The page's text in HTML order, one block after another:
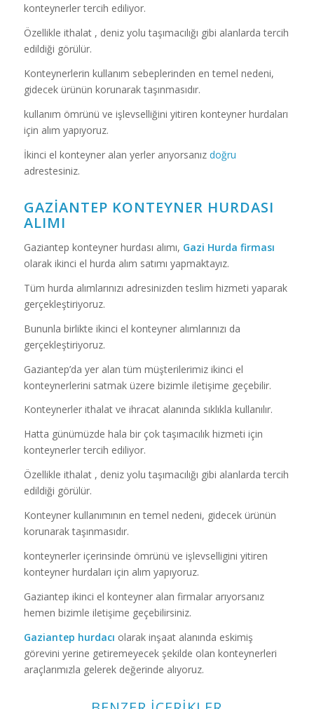
konteynerler tercih ediliyor.
Özellikle ithalat , deniz yolu taşımacılığı gibi alanlarda tercih
edildiği görülür.
Konteynerlerin kullanım sebeplerinden en temel nedeni,
gidecek ürünün korunarak taşınmasıdır.
kullanım ömrünü ve işlevselliğini yitiren konteyner hurdaları
için alım yapıyoruz.
İkinci el konteyner alan yerler arıyorsanız doğru
adrestesiniz.
GAZIANTEP KONTEYNER HURDASI
ALIMI
Gaziantep konteyner hurdası alımı, Gazi Hurda firması
olarak ikinci el hurda alım satımı yapmaktayız.
Tüm hurda alımlarınızı adresinizden teslim hizmeti yaparak
gerçekleştiriyoruz.
Bununla birlikte ikinci el konteyner alımlarınızı da
gerçekleştiriyoruz.
Gaziantep’da yer alan tüm müşterilerimiz ikinci el
konteynerlerini satmak üzere bizimle iletişime geçebilir.
Konteynerler ithalat ve ihracat alanında sıklıkla kullanılır.
Hatta günümüzde hala bir çok taşımacılık hizmeti için
konteynerler tercih ediliyor.
Özellikle ithalat , deniz yolu taşımacılığı gibi alanlarda tercih
edildiği görülür.
Konteyner kullanımının en temel nedeni, gidecek ürünün
korunarak taşınmasıdır.
konteynerler içerinsinde ömrünü ve işlevselligini yitiren
konteyner hurdaları için alım yapıyoruz.
Gaziantep ikinci el konteyner alan firmalar arıyorsanız
hemen bizimle iletişime geçebilirsiniz.
Gaziantep hurdacı olarak inşaat alanında eskimiş
görevini yerine getiremeyecek şekilde olan konteynerleri
araçlarımızla gelerek değerinde alıyoruz.